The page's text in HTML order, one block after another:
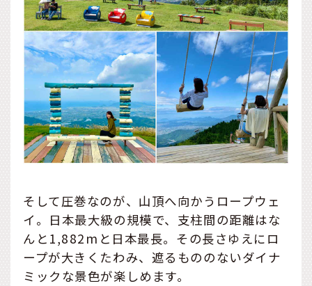
そして圧巻なのが、山頂へ向かうロープウェ
イ。日本最大級の規模で、支柱間の距離はな
んと1,882mと日本最長。その長さゆえにロ
ープが大きくたわみ、遮るもののないダイナ
ミックな景色が楽しめます。